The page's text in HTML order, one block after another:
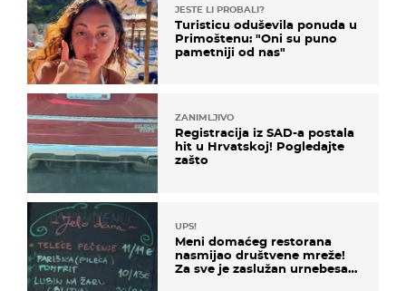
JESTE LI PROBALI?
Turisticu oduševila ponuda u
Primoštenu: "Oni su puno
pametniji od nas"
ZANIMLJIVO
Registracija iz SAD-a postala
hit u Hrvatskoj! Pogledajte
zašto
UPS!
Meni domaćeg restorana
nasmijao društvene mreže!
Za sve je zaslužan urnebesan